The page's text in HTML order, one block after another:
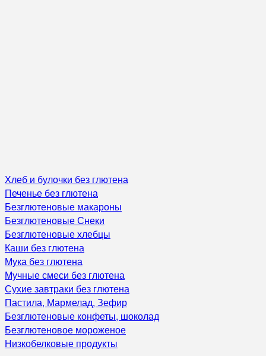
Хлеб и булочки без глютена
Печенье без глютена
Безглютеновые макароны
Безглютеновые Снеки
Безглютеновые хлебцы
Каши без глютена
Мука без глютена
Мучные смеси без глютена
Сухие завтраки без глютена
Пастила, Мармелад, Зефир
Безглютеновые конфеты, шоколад
Безглютеновое мороженое
Низкобелковые продукты